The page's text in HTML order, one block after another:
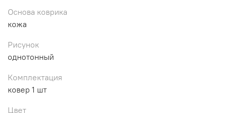
Основа коврика
кожа
Рисунок
однотонный
Комплектация
ковер 1 шт
Цвет